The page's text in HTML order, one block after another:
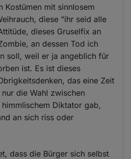
Kostümen mit sinnlosem
diese "ihr seid alle
dieses Gruselfix an
an dessen Tod ich
soll, weil er ja angeblich für
ist. Es ist dieses
das eine Zeit
die Wahl zwischen
Diktator gab,
an sich riss oder
dass die Bürger sich selbst